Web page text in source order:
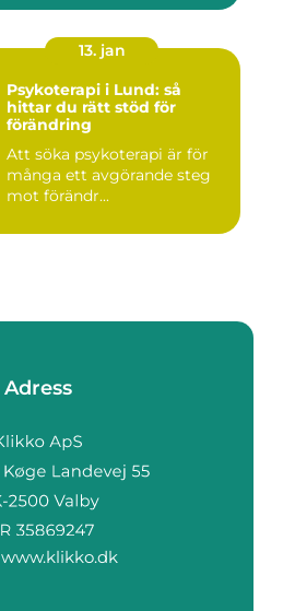
13. jan
Psykoterapi i Lund: så
hittar du rätt stöd för
förändring
Att söka psykoterapi är för
många ett avgörande steg
mot förändr...
Adress
www.klikko.dk